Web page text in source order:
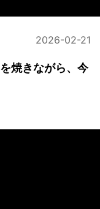
2026-02-21
焼きながら、今